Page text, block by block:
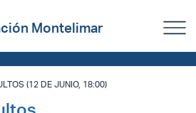
Montelimar
(12 DE JUNIO, 18:00)